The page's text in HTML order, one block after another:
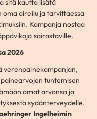
sitä kautta lisätä
oma oireilu ja tarvittaessa
Kampanja nostaa
sairastaville.
2026
verenpainekampanjan,
tuntemisen
omat arvonsa ja
sydänterveydelle.
Ingelheimin